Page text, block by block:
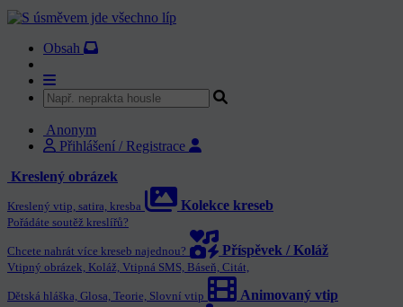
Obsah
Anonym
Přihlášení / Registrace
Kreslený obrázek
Kreslený vtip, satira, kresba Kolekce kreseb
Pořádáte soutěž kreslířů?
Chcete nahrát více kreseb najednou? Příspěvek / Koláž
Vtipný obrázek, Koláž, Vtipná SMS, Báseň, Citát,
Dětská hláška, Glosa, Teorie, Slovní vtip Animovaný vtip